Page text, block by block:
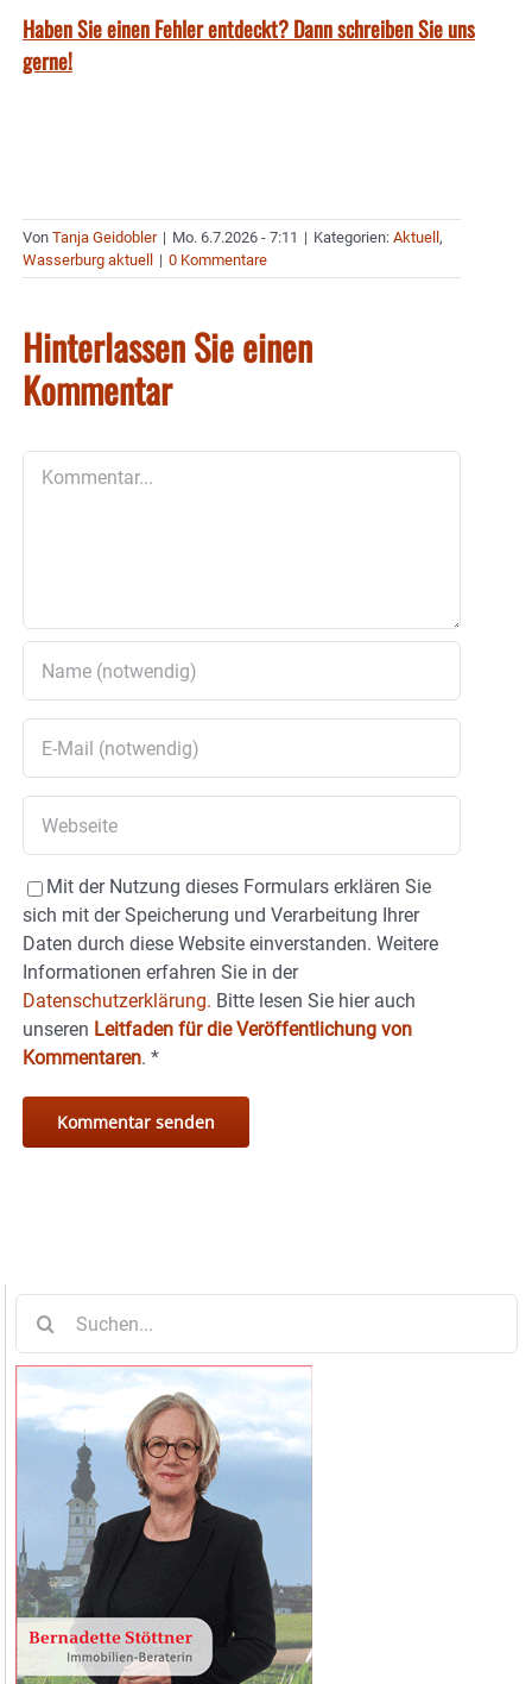
Haben Sie einen Fehler entdeckt? Dann schreiben Sie uns
gerne!
Von Tanja Geidobler | Mo. 6.7.2026 - 7:11 | Kategorien: Aktuell ,
Wasserburg aktuell
| 0 Kommentare
Hinterlassen Sie einen
Kommentar
Mit der Nutzung dieses Formulars erklären Sie
sich mit der Speicherung und Verarbeitung Ihrer
Daten durch diese Website einverstanden. Weitere
Informationen erfahren Sie in der
Datenschutzerklärung. Bitte lesen Sie hier auch
unseren Leitfaden für die Veröffentlichung von
Kommentaren. *
nach: